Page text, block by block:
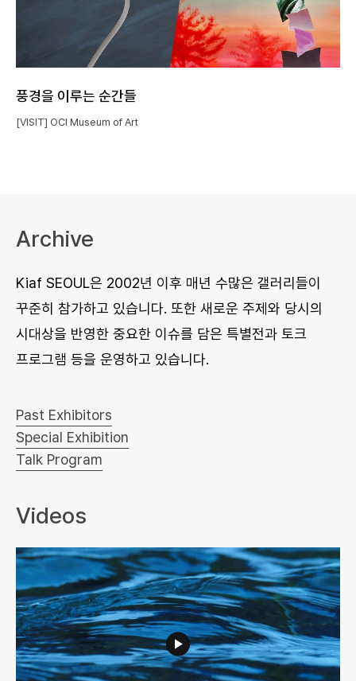
풍경을 이루는 순간들
[VISIT] OCI Museum of Art
Archive
Kiaf SEOUL은 2002년 이후 매년 수많은 갤러리들이
꾸준히 참가하고 있습니다. 또한 새로운 주제와 당시의
시대상을 반영한 중요한 이슈를 담은 특별전과 토크
프로그램 등을 운영하고 있습니다.
Past Exhibitors
Special Exhibition
Talk Program
Videos